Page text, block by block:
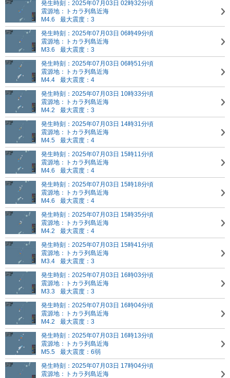
発生時刻：2025年07月03日 02時32分頃
震源地：トカラ列島近海
M4.6
最大震度：3
発生時刻：2025年07月03日 06時49分頃
震源地：トカラ列島近海
M3.6
最大震度：3
発生時刻：2025年07月03日 06時51分頃
震源地：トカラ列島近海
M4.4
最大震度：4
発生時刻：2025年07月03日 10時33分頃
震源地：トカラ列島近海
M4.2
最大震度：3
発生時刻：2025年07月03日 14時31分頃
震源地：トカラ列島近海
M4.5
最大震度：4
発生時刻：2025年07月03日 15時11分頃
震源地：トカラ列島近海
M4.6
最大震度：4
発生時刻：2025年07月03日 15時18分頃
震源地：トカラ列島近海
M4.6
最大震度：4
発生時刻：2025年07月03日 15時35分頃
震源地：トカラ列島近海
M4.2
最大震度：4
発生時刻：2025年07月03日 15時41分頃
震源地：トカラ列島近海
M3.4
最大震度：3
発生時刻：2025年07月03日 16時03分頃
震源地：トカラ列島近海
M3.3
最大震度：3
発生時刻：2025年07月03日 16時04分頃
震源地：トカラ列島近海
M4.2
最大震度：3
発生時刻：2025年07月03日 16時13分頃
震源地：トカラ列島近海
M5.5
最大震度：6弱
発生時刻：2025年07月03日 17時04分頃
震源地：トカラ列島近海